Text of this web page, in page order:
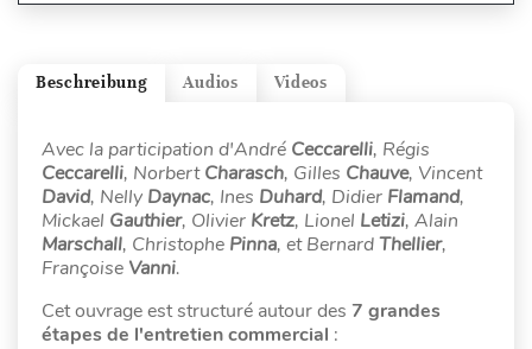
Videos
Audios
Beschreibung
Avec la participation d'André Ceccarelli, Régis
Ceccarelli, NorbertCharasch, Gilles Chauve, Vincent
David, Nelly Daynac, Ines Duhard, Didier Flamand,
Mickael Gauthier, Olivier Kretz, Lionel Letizi, Alain
Marschall, Christophe Pinna, et BernardThellier,
Françoise Vanni.
Cet ouvrage est structuré autour des 7 grandes
étapes de l'entretien commercial :